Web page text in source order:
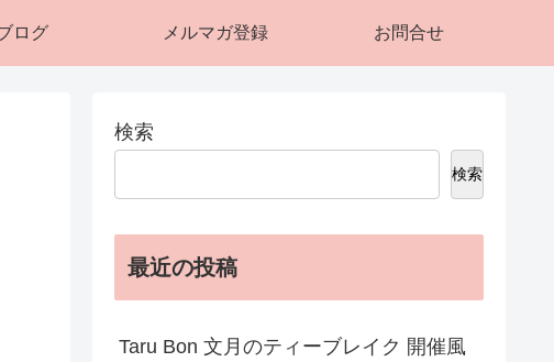
ログ メルマガ登録 お問合せ
検索
検索
最近の投稿
Taru Bon 文月のティーブレイク 開催風